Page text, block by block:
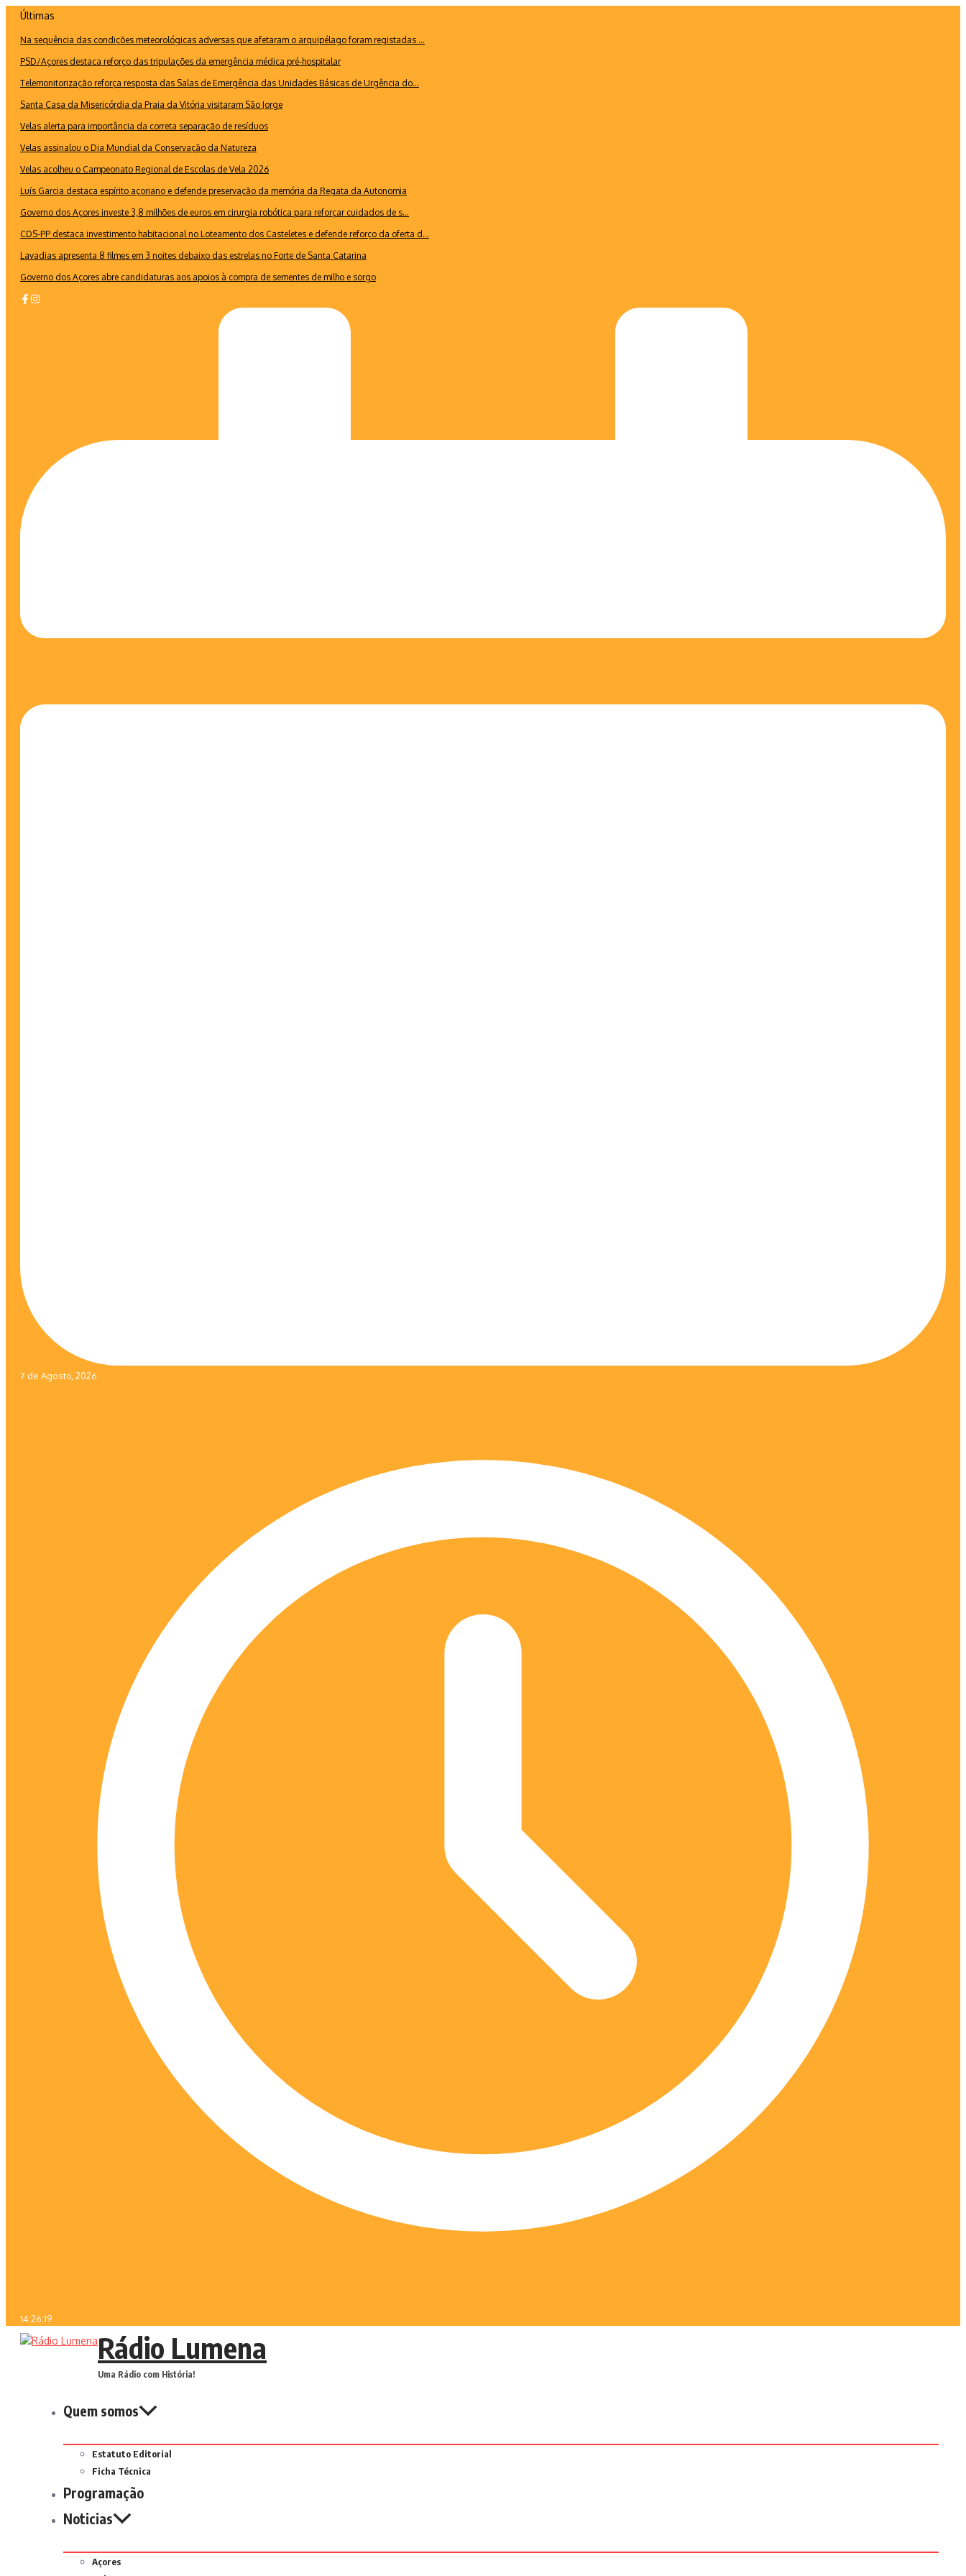
conteúdo
Últimas
Na sequência das condições meteorológicas adversas que afetaram o arquipélago foram registadas ...
PSD/Açores destaca reforço das tripulações da emergência médica pré-hospitalar
Telemonitorização reforça resposta das Salas de Emergência das Unidades Básicas de Urgência do...
Santa Casa da Misericórdia da Praia da Vitória visitaram São Jorge
Velas alerta para importância da correta separação de resíduos
Velas assinalou o Dia Mundial da Conservação da Natureza
Velas acolheu o Campeonato Regional de Escolas de Vela 2026
Luís Garcia destaca espírito açoriano e defende preservação da memória da Regata da Autonomia
Governo dos Açores investe 3,8 milhões de euros em cirurgia robótica para reforçar cuidados de s...
CDS-PP destaca investimento habitacional no Loteamento dos Casteletes e defende reforço da oferta d...
Lavadias apresenta 8 filmes em 3 noites debaixo das estrelas no Forte de Santa Catarina
Governo dos Açores abre candidaturas aos apoios à compra de sementes de milho e sorgo
7 de Agosto, 2026
14:26:19
Rádio Lumena
Uma Rádio com História!
Quem somos
Estatuto Editorial
Ficha Técnica
Programação
Noticias
Açores